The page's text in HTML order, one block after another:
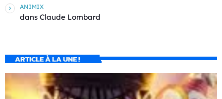
ANIMIX
dans Claude Lombard
ARTICLE À LA UNE !